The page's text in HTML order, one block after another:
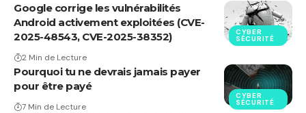
CYBER
SÉCURITÉ
Google corrige les vulnérabilités
Android activement exploitées (CVE-
2025-48543, CVE-2025-38352)
2 Min de Lecture
CYBER
SÉCURITÉ
Pourquoi tu ne devrais jamais payer
pour être payé
7 Min de Lecture